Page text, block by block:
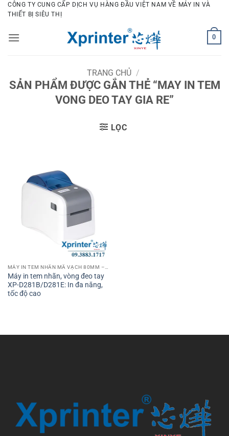
Bỏ
qua
dung
CÔNG TY CUNG CẤP DỊCH VỤ HÀNG ĐẦU VIỆT NAM VỀ MÁY IN VÀ
THIẾT BỊ SIÊU THỊ
0
TRANG CHỦ /
SẢN PHẨM ĐƯỢC GẮN THẺ “MAY IN TEM
VONG DEO TAY GIA RE”
LỌC
Máy in tem nhãn, vòng đeo tay
XP-D281B/D281E: In đa năng,
tốc độ cao